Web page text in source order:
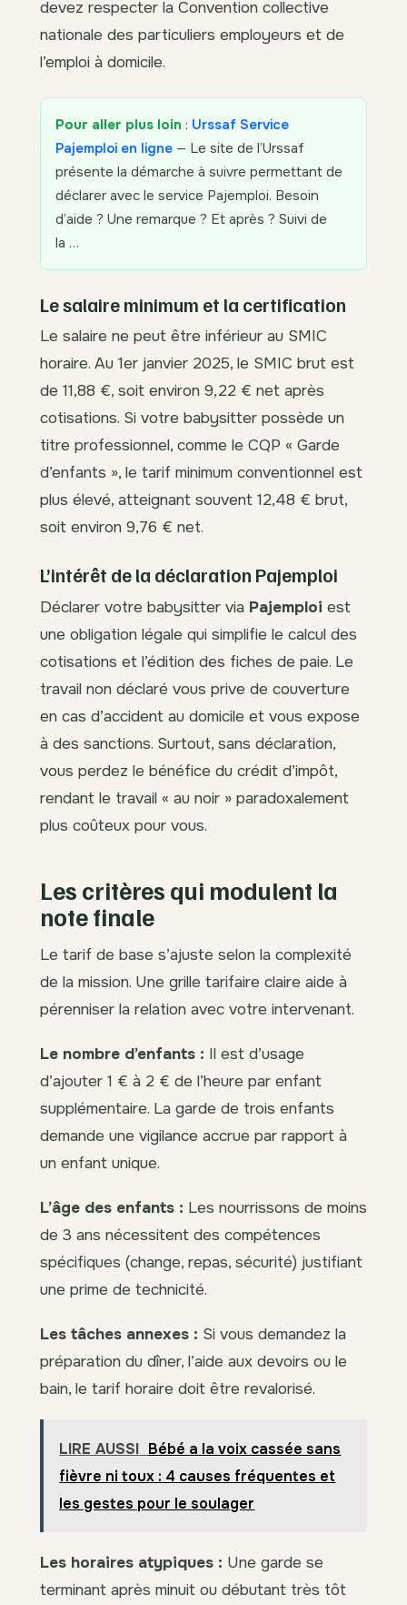
devez respecter la Convention collective
nationale des particuliers employeurs et de
l’emploi à domicile.
Pour aller plus loin : Urssaf Service
Pajemploi en ligne — Le site de l’Urssaf
présente la démarche à suivre permettant de
déclarer avec le service Pajemploi. Besoin
d’aide ? Une remarque ? Et après ? Suivi de
la …
Le salaire minimum et la certification
Le salaire ne peut être inférieur au SMIC
horaire. Au 1er janvier 2025, le SMIC brut est
de 11,88 €, soit environ 9,22 € net après
cotisations. Si votre babysitter possède un
titre professionnel, comme le CQP « Garde
d’enfants », le tarif minimum conventionnel est
plus élevé, atteignant souvent 12,48 € brut,
soit environ 9,76 € net.
L’intérêt de la déclaration Pajemploi
Déclarer votre babysitter via Pajemploi est
une obligation légale qui simplifie le calcul des
cotisations et l’édition des fiches de paie. Le
travail non déclaré vous prive de couverture
en cas d’accident au domicile et vous expose
à des sanctions. Surtout, sans déclaration,
vous perdez le bénéfice du crédit d’impôt,
rendant le travail « au noir » paradoxalement
plus coûteux pour vous.
Les critères qui modulent la
note finale
Le tarif de base s’ajuste selon la complexité
de la mission. Une grille tarifaire claire aide à
pérenniser la relation avec votre intervenant.
Le nombre d’enfants : Il est d’usage
d’ajouter 1 € à 2 € de l’heure par enfant
supplémentaire. La garde de trois enfants
demande une vigilance accrue par rapport à
un enfant unique.
L’âge des enfants : Les nourrissons de moins
de 3 ans nécessitent des compétences
spécifiques (change, repas, sécurité) justifiant
une prime de technicité.
Les tâches annexes : Si vous demandez la
préparation du dîner, l’aide aux devoirs ou le
bain, le tarif horaire doit être revalorisé.
LIRE AUSSI Bébé a la voix cassée sans
fièvre ni toux : 4 causes fréquentes et
les gestes pour le soulager
Les horaires atypiques : Une garde se
terminant après minuit ou débutant très tôt